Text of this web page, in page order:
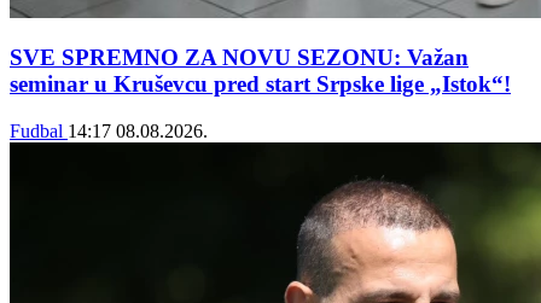
SVE SPREMNO ZA NOVU SEZONU: Važan
seminar u Kruševcu pred start Srpske lige „Istok“!
Fudbal 14:17 08.08.2026.